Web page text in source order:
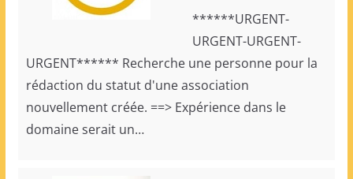
******URGENT-
URGENT-URGENT-
URGENT****** Recherche une personne pour la
rédaction du statut d'une association
nouvellement créée. ==> Expérience dans le
domaine serait un…